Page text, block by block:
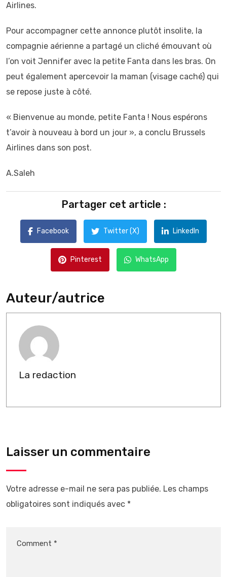
Airlines.
Pour accompagner cette annonce plutôt insolite, la
compagnie aérienne a partagé un cliché émouvant où
l’on voit Jennifer avec la petite Fanta dans les bras. On
peut également apercevoir la maman (visage caché) qui
se repose juste à côté.
« Bienvenue au monde, petite Fanta ! Nous espérons
t’avoir à nouveau à bord un jour », a conclu Brussels
Airlines dans son post.
A.Saleh
Partager cet article :
Facebook Twitter (X) LinkedIn
Pinterest WhatsApp
Auteur/autrice
La redaction
Laisser un commentaire
Votre adresse e-mail ne sera pas publiée. Les champs
obligatoires sont indiqués avec *